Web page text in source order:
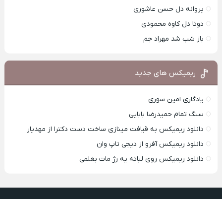
پروانه دل حسن عاشوری
دوتا دل کاوه محمودی
باز شب شد مهراد جم
ریمیکس های جدید
یادگاری امین سوری
سنگ تمام حمیدرضا بابایی
دانلود ریمیکس به قیافت مینازی ساخت دست دکترا از مهدیار
دانلود ریمیکس آفرو از ديجی تاپ وان
دانلود ریمیکس روی لباته یه رژ مات بغلمی